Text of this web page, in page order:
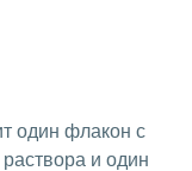
один флакон с
и один